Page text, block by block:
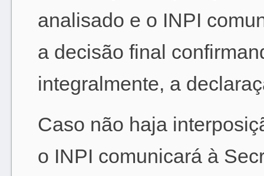
analisado e o INPI
a decisão final
integralmente, a
Caso não haja
o INPI comunicará à